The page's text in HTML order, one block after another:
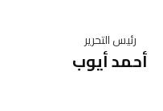
رئيس التحرير
أحمد أيوب